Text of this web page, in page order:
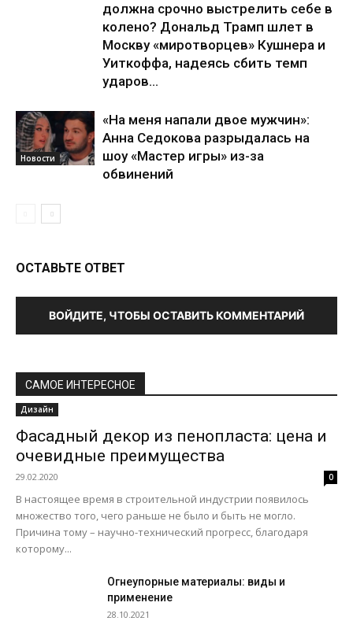
должна срочно выстрелить себе в
колено? Дональд Трамп шлет в
Москву «миротворцев» Кушнера и
Уиткоффа, надеясь сбить темп
ударов...
Новости
«На меня напали двое мужчин»:
Анна Седокова разрыдалась на
шоу «Мастер игры» из-за
обвинений
ОСТАВЬТЕ ОТВЕТ
ВОЙДИТЕ, ЧТОБЫ ОСТАВИТЬ КОММЕНТАРИЙ
САМОЕ ИНТЕРЕСНОЕ
Дизайн
Фасадный декор из пенопласта: цена и
очевидные преимущества
29.02.2020 0
В настоящее время в строительной индустрии появилось
множество того, чего раньше не было и быть не могло.
Причина тому – научно-технический прогресс, благодаря
которому...
Огнеупорные материалы: виды и
применение
28.10.2021